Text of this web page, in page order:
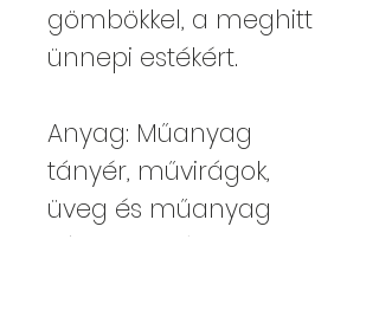
gömbökkel, a meghitt
ünnepi estékért.
Anyag: Műanyag
tányér, művirágok,
üveg és műanyag
díszek, szatén szalag, 4